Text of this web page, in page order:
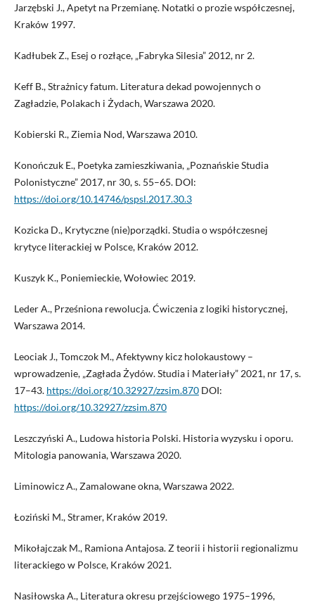
Jarzębski J., Apetyt na Przemianę. Notatki o prozie współczesnej,
Kraków 1997.
Kadłubek Z., Esej o rozłące, „Fabryka Silesia” 2012, nr 2.
Keff B., Strażnicy fatum. Literatura dekad powojennych o
Zagładzie, Polakach i Żydach, Warszawa 2020.
Kobierski R., Ziemia Nod, Warszawa 2010.
Konończuk E., Poetyka zamieszkiwania, „Poznańskie Studia
Polonistyczne” 2017, nr 30, s. 55–65. DOI:
https://doi.org/10.14746/pspsl.2017.30.3
Kozicka D., Krytyczne (nie)porządki. Studia o współczesnej
krytyce literackiej w Polsce, Kraków 2012.
Kuszyk K., Poniemieckie, Wołowiec 2019.
Leder A., Prześniona rewolucja. Ćwiczenia z logiki historycznej,
Warszawa 2014.
Leociak J., Tomczok M., Afektywny kicz holokaustowy –
wprowadzenie, „Zagłada Żydów. Studia i Materiały” 2021, nr 17, s.
17–43. https://doi.org/10.32927/zzsim.870DOI:
https://doi.org/10.32927/zzsim.870
Leszczyński A., Ludowa historia Polski. Historia wyzysku i oporu.
Mitologia panowania, Warszawa 2020.
Liminowicz A., Zamalowane okna, Warszawa 2022.
Łoziński M., Stramer, Kraków 2019.
Mikołajczak M., Ramiona Antajosa. Z teorii i historii regionalizmu
literackiego w Polsce, Kraków 2021.
Nasiłowska A., Literatura okresu przejściowego 1975–1996,